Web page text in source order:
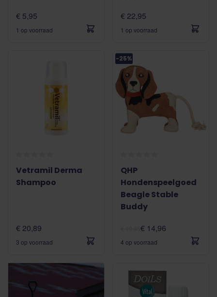
€ 5,95
1 op voorraad
€ 22,95
1 op voorraad
Vetramil Derma
Shampoo
€ 20,89
3 op voorraad
-25%
QHP
Hondenspeelgoed
Beagle Stable
Buddy
€ 14,96
4 op voorraad